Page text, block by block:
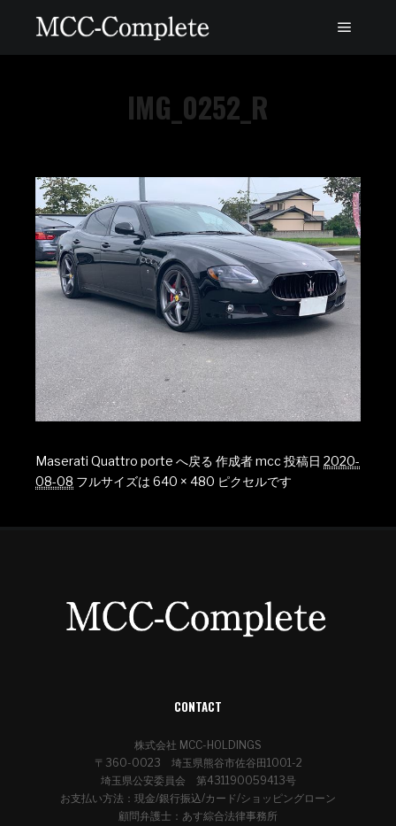
IMG_0252_R
Maserati Quattro porte へ戻る 作成者mcc投稿日 2020-
08-08 フルサイズは 640 × 480 ピクセルです
CONTACT
株式会社 MCC-HOLDINGS
〒360-0023 埼玉県熊谷市佐谷田1001-2
埼玉県公安委員会 第431190059413号
お支払い方法：現金/銀行振込/カード/ショッピングローン
顧問弁護士：あす綜合法律事務所